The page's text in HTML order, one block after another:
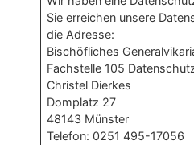
Sie erreichen unsere
die Adresse:
Bischöfliches
Fachstelle 105
Christel Dierkes
Domplatz 27
48143 Münster
Telefon: 0251 495-17056